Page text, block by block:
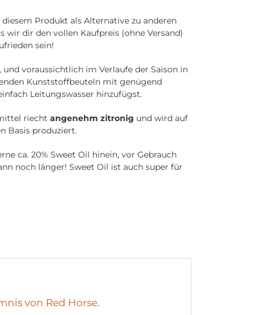
Produkt als Alternative zu anderen
wir dir den vollen Kaufpreis (ohne Versand)
sein!
voraussichtlich im Verlaufe der Saison in
Kunststoffbeuteln mit genügend
Leitungswasser hinzufügst.
riecht angenehm zitronig und wird auf
Basis produziert.
ca. 20% Sweet Oil hinein, vor Gebrauch
noch länger! Sweet Oil ist auch super für
von Red Horse.